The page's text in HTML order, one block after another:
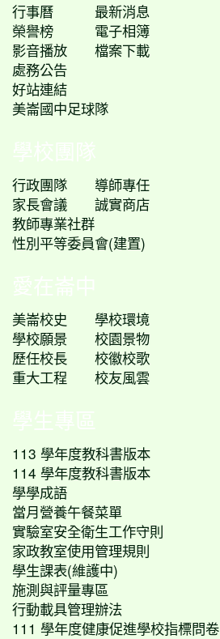
行事曆
最新消息
榮譽榜
電子相簿
影音播放
檔案下載
處務公告
好站連結
美崙國中足球隊
學校團隊
行政團隊
導師專任
家長會議
誠實商店
教師專業社群
性別平等委員會(建置)
愛在崙中
美崙校史
學校環境
學校願景
校園景物
歷任校長
校徽校歌
重大工程
校友風雲
學生專區
113 學年度教科書版本
114 學年度教科書版本
學學成語
當月營養午餐菜單
實驗室安全衛生工作守則
家政教室使用管理規則
學生課表(維護中)
施測與評量專區
行動載具管理辦法
111 學年度健康促進學校指標問卷